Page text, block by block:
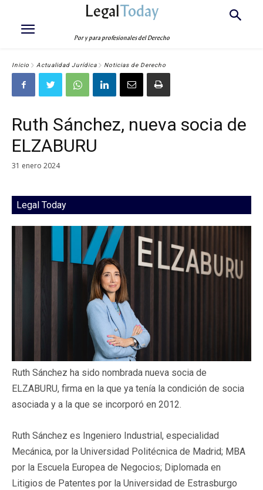
LegalToday
Por y para profesionales del Derecho
Inicio Actualidad Jurídica Noticias de Derecho
Ruth Sánchez, nueva socia de
ELZABURU
31 enero 2024
Legal Today
Ruth Sánchez ha sido nombrada nueva socia de
ELZABURU, firma en la que ya tenía la condición de socia
asociada y a la que se incorporó en 2012.
Ruth Sánchez es Ingeniero Industrial, especialidad
Mecánica, por la Universidad Politécnica de Madrid; MBA
por la Escuela Europea de Negocios; Diplomada en
Litigios de Patentes por la Universidad de Estrasburgo